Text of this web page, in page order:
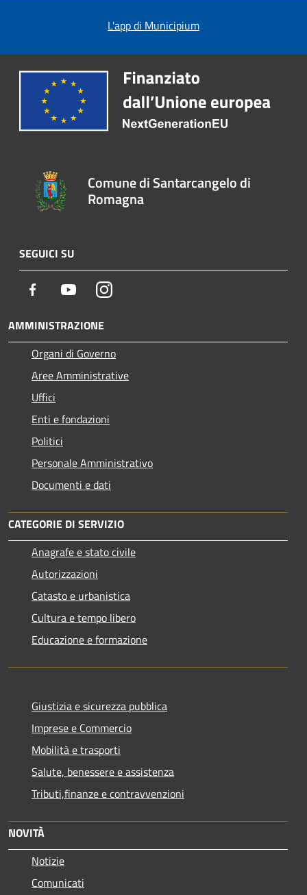
L'app di Municipium
Comune di Santarcangelo di
Romagna
SEGUICI SU
Facebook YoutubeInstagram
AMMINISTRAZIONE
Organi di Governo
Aree Amministrative
Uffici
Enti e fondazioni
Politici
Personale Amministrativo
Documenti e dati
CATEGORIE DI SERVIZIO
Anagrafe e stato civile
Autorizzazioni
Catasto e urbanistica
Cultura e tempo libero
Educazione e formazione
Giustizia e sicurezza pubblica
Imprese e Commercio
Mobilità e trasporti
Salute, benessere e assistenza
Tributi,finanze e contravvenzioni
NOVITÀ
Notizie
Comunicati